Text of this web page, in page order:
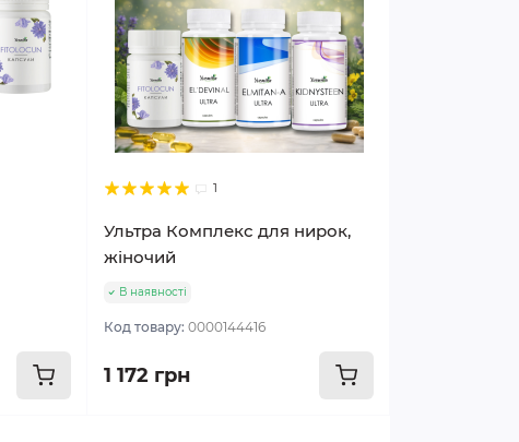
1
Ультра Комплекс для нирок,
жіночий
В наявності
Код товару:0000144416
1 172 грн